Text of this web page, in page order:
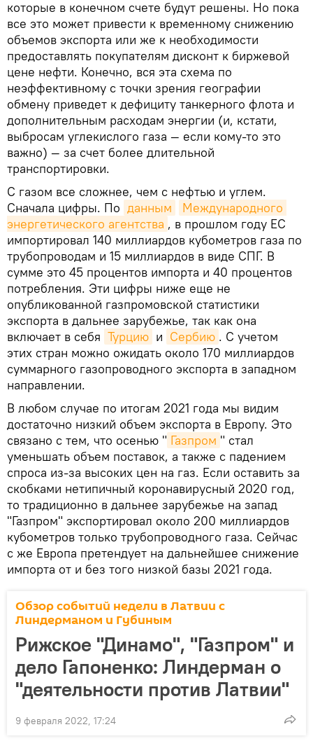
которые в конечном счете будут решены. Но пока
все это может привести к временному снижению
объемов экспорта или же к необходимости
предоставлять покупателям дисконт к биржевой
цене нефти. Конечно, вся эта схема по
неэффективному с точки зрения географии
обмену приведет к дефициту танкерного флота и
дополнительным расходам энергии (и, кстати,
выбросам углекислого газа — если кому-то это
важно) — за счет более длительной
транспортировки.
С газом все сложнее, чем с нефтью и углем.
Сначала цифры. По данным
Международного
энергетического агентства , в прошлом году ЕС
импортировал 140 миллиардов кубометров газа по
трубопроводам и 15 миллиардов в виде СПГ. В
сумме это 45 процентов импорта и 40 процентов
потребления. Эти цифры ниже еще не
опубликованной газпромовской статистики
экспорта в дальнее зарубежье, так как она
включает в себя Турцию и Сербию . С учетом
этих стран можно ожидать около 170 миллиардов
суммарного газопроводного экспорта в западном
направлении.
В любом случае по итогам 2021 года мы видим
достаточно низкий объем экспорта в Европу. Это
связано с тем, что осенью " Газпром " стал
уменьшать объем поставок, а также с падением
спроса из-за высоких цен на газ. Если оставить за
скобками нетипичный коронавирусный 2020 год,
то традиционно в дальнее зарубежье на запад
"Газпром" экспортировал около 200 миллиардов
кубометров только трубопроводного газа. Сейчас
с же Европа претендует на дальнейшее снижение
импорта от и без того низкой базы 2021 года.
Обзор событий недели в Латвии с
Линдерманом и Губиным
Рижское "Динамо", "Газпром" и
дело Гапоненко: Линдерман о
"деятельности против Латвии"
9 февраля 2022, 17:24